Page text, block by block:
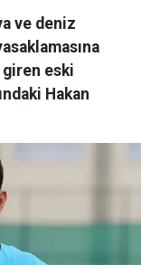
ve deniz
eski
Hakan